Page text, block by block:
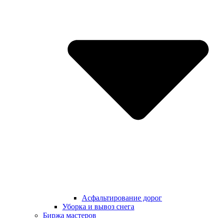
Асфальтирование дорог
Уборка и вывоз снега
Биржа мастеров